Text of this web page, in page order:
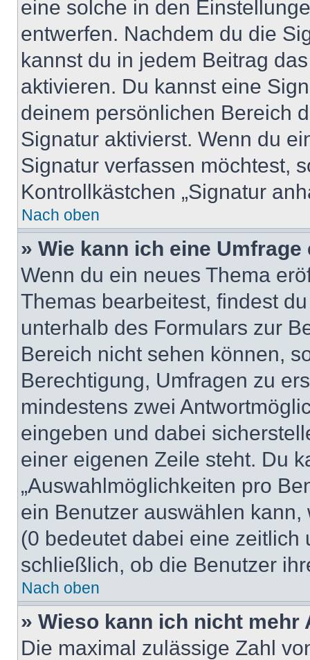
eine solche in den
entwerfen. Nachdem du die
kannst du in jedem Beitrag
aktivieren. Du kannst eine
deinem persönlichen Bereich
Signatur aktivierst. Wenn du
Signatur verfassen möchtest,
Kontrollkästchen „Signatur
Nach oben
» Wie kann ich eine
Wenn du ein neues Thema
Themas bearbeitest, findest
unterhalb des Formulars zur
Bereich nicht sehen können,
Berechtigung, Umfragen zu
mindestens zwei
eingeben und dabei
einer eigenen Zeile steht. Du
„Auswahlmöglichkeiten pro
ein Benutzer auswählen
(0 bedeutet dabei eine
schließlich, ob die Benutzer
Nach oben
» Wieso kann ich nicht
Die maximal zulässige Zahl